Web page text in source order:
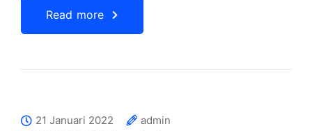
Read more
21 Januari 2022
admin